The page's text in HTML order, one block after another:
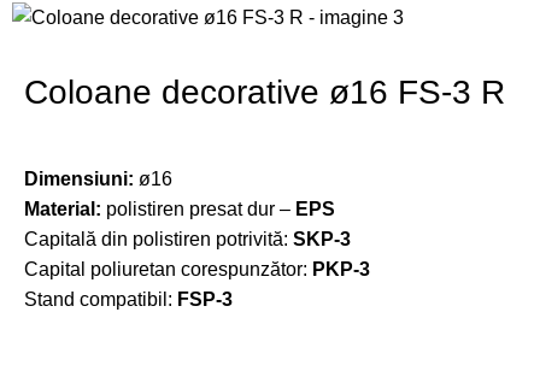
Coloane decorative ø16 FS-3 R
Dimensiuni: ø16
Material: polistiren presat dur – EPS
Capitală din polistiren potrivită: SKP-3
Capital poliuretan corespunzător: PKP-3
Stand compatibil: FSP-3